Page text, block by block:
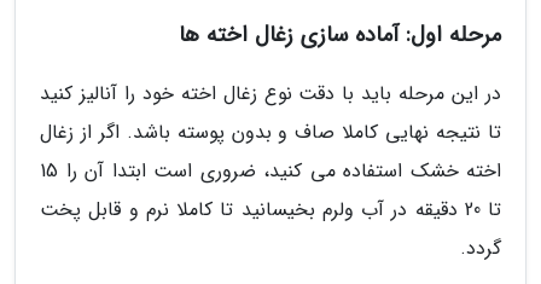
مرحله اول: آماده سازی زغال اخته ها
در این مرحله باید با دقت نوع زغال اخته خود را آنالیز کنید
تا نتیجه نهایی کاملا صاف و بدون پوسته باشد. اگر از زغال
اخته خشک استفاده می کنید، ضروری است ابتدا آن را 15
تا 20 دقیقه در آب ولرم بخیسانید تا کاملا نرم و قابل پخت
گردد.